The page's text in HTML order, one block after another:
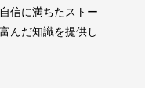
信に満ちたストー
んだ知識を提供し